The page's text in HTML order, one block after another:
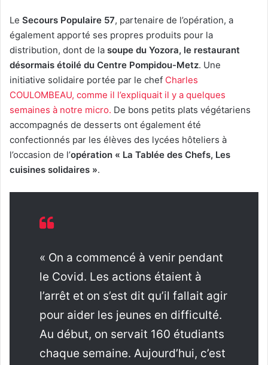
Le Secours Populaire 57, partenaire de l’opération, a
également apporté ses propres produits pour la
distribution, dont de la soupe du Yozora, le restaurant
désormais étoilé du Centre Pompidou-Metz. Une
initiative solidaire portée par le chef Charles
COULOMBEAU, comme il l’expliquait il y a quelques
semaines à notre micro. De bons petits plats végétariens
accompagnés de desserts ont également été
confectionnés par les élèves des lycées hôteliers à
l’occasion de l’opération « La Tablée des Chefs, Les
cuisines solidaires ».
« On a commencé à venir pendant
le Covid. Les actions étaient à
l’arrêt et on s’est dit qu’il fallait agir
pour aider les jeunes en difficulté.
Au début, on servait 160 étudiants
chaque semaine. Aujourd’hui, c’est